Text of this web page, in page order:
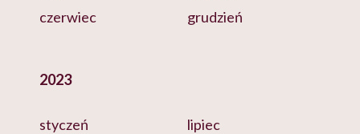
czerwiec
grudzień
2023
styczeń
lipiec